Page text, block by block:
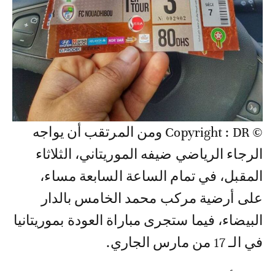
© Copyright : DR ومن المرتقب أن يواجه
الرجاء الرياضي ضيفه الموريتاني، الثلاثاء
المقبل، في تمام الساعة السابعة مساء،
على أرضية مركب محمد الخامس بالدار
البيضاء، فيما ستجرى مباراة العودة بموريتانيا
في الـ 17 من مارس الجاري.